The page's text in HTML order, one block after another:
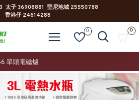
太子 36908881 堅尼地城 25550788
香港仔 24614288
0 0
單頭電磁爐